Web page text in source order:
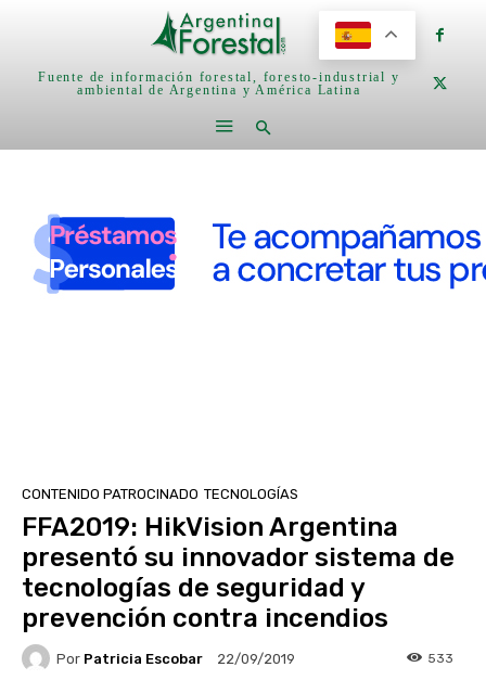
Fuente de información forestal, foresto-industrial y
ambiental de Argentina y América Latina
CONTENIDO PATROCINADO TECNOLOGÍAS
FFA2019: HikVision Argentina
presentó su innovador sistema de
tecnologías de seguridad y
prevención contra incendios
Por Patricia Escobar 22/09/2019 533